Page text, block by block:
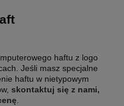
haftu z logo
Jeśli masz specjalne
haftu w nietypowym
skontaktuj się z nami,
.